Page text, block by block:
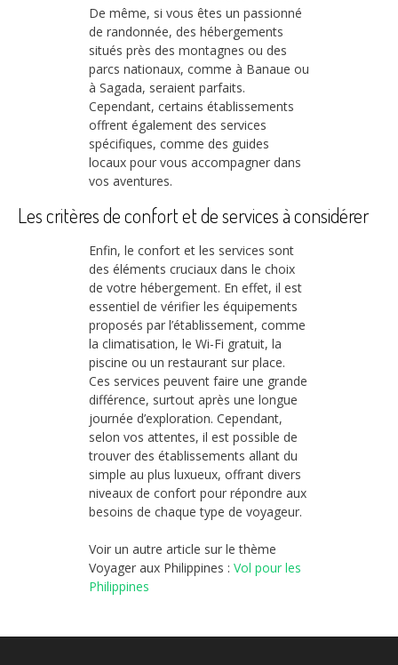
De même, si vous êtes un passionné
de randonnée, des hébergements
situés près des montagnes ou des
parcs nationaux, comme à Banaue ou
à Sagada, seraient parfaits.
Cependant, certains établissements
offrent également des services
spécifiques, comme des guides
locaux pour vous accompagner dans
vos aventures.
Les critères de confort et de services à considérer
Enfin, le confort et les services sont
des éléments cruciaux dans le choix
de votre hébergement. En effet, il est
essentiel de vérifier les équipements
proposés par l’établissement, comme
la climatisation, le Wi-Fi gratuit, la
piscine ou un restaurant sur place.
Ces services peuvent faire une grande
différence, surtout après une longue
journée d’exploration. Cependant,
selon vos attentes, il est possible de
trouver des établissements allant du
simple au plus luxueux, offrant divers
niveaux de confort pour répondre aux
besoins de chaque type de voyageur.
Voir un autre article sur le thème
Voyager aux Philippines : Vol pour les
Philippines